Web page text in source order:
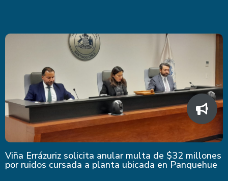
Viña Errázuriz solicita anular multa de $32 millones
por ruidos cursada a planta ubicada en Panquehue